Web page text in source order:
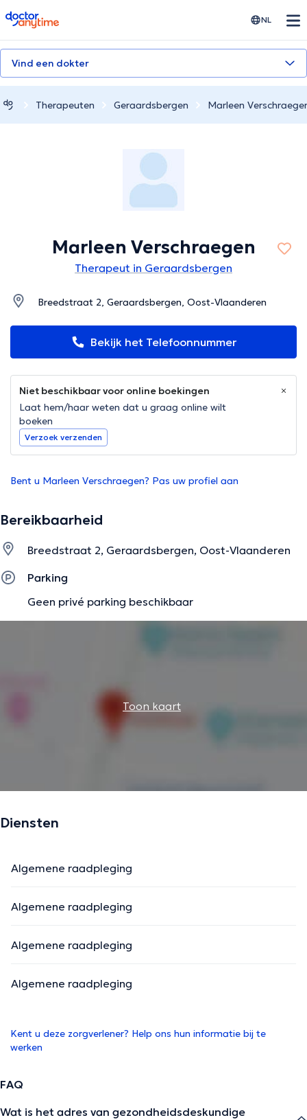
doctoranytime NL
Vind een dokter
Therapeuten Geraardsbergen Marleen
Marleen Verschraegen
Therapeut in Geraardsbergen
Breedstraat 2, Geraardsbergen, Oost-Vlaanderen
Bekijk het Telefoonnummer
Niet beschikbaar voor online boekingen
Laat hem/haar weten dat u graag online wilt
boeken
Verzoek verzenden
Bent u Marleen Verschraegen? Pas uw profiel aan
Bereikbaarheid
Breedstraat 2, Geraardsbergen, Oost-Vlaanderen
Parking
Geen privé parking beschikbaar
Toon kaart
Diensten
Algemene raadpleging
Algemene raadpleging
Algemene raadpleging
Algemene raadpleging
Kent u deze zorgverlener? Help ons hun informatie bij te
werken
FAQ
Wat is het adres van gezondheidsdeskundige